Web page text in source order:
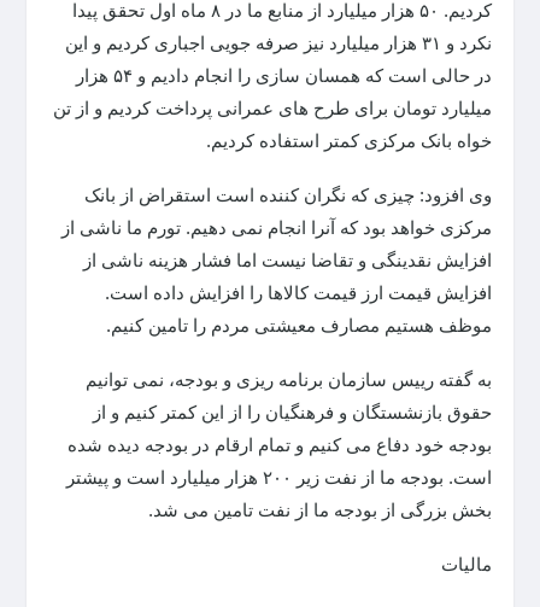
کردیم. ۵۰ هزار میلیارد از منابع ما در ۸ ماه اول تحقق پیدا
نکرد و ۳۱ هزار میلیارد نیز صرفه جویی اجباری کردیم و این
در حالی است که همسان سازی را انجام دادیم و ۵۴ هزار
میلیارد تومان برای طرح های عمرانی پرداخت کردیم و از تن
خواه بانک مرکزی کمتر استفاده کردیم.
وی افزود: چیزی که نگران کننده است استقراض از بانک
مرکزی خواهد بود که آنرا انجام نمی دهیم. تورم ما ناشی از
افزایش نقدینگی و تقاضا نیست اما فشار هزینه ناشی از
افزایش قیمت ارز قیمت کالاها را افزایش داده است.
موظف هستیم مصارف معیشتی مردم را تامین کنیم.
به گفته رییس سازمان برنامه ریزی و بودجه، نمی توانیم
حقوق بازنشستگان و فرهنگیان را از این کمتر کنیم و از
بودجه خود دفاع می کنیم و تمام ارقام در بودجه دیده شده
است. بودجه ما از نفت زیر ۲۰۰ هزار میلیارد است و پیشتر
بخش بزرگی از بودجه ما از نفت تامین می شد.
مالیات